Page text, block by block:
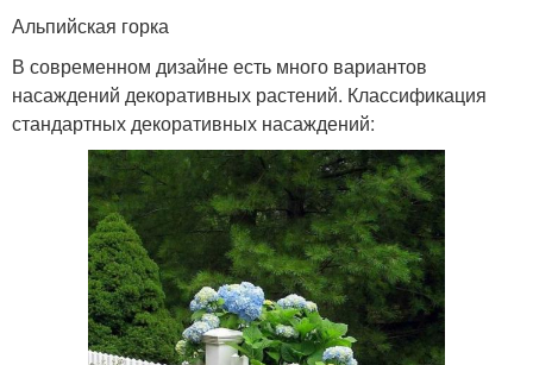
Альпийская горка
В современном дизайне есть много вариантов
насаждений декоративных растений. Классификация
стандартных декоративных насаждений: